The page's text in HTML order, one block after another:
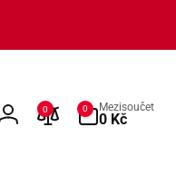
Přihlásit
0 0
polož.
Mezisoučet
0 Kč